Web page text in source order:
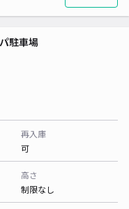
駐車場
再入庫
可
高さ
制限なし